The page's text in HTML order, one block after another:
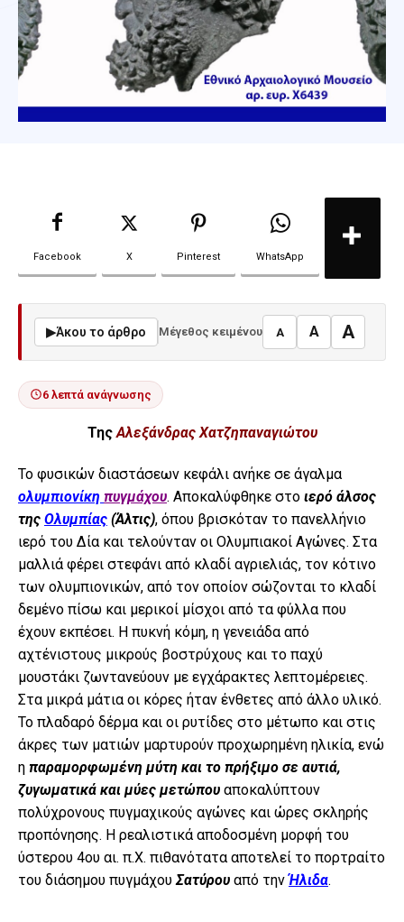
Facebook X Pinterest WhatsApp
▶Άκου το άρθρο Μέγεθος κειμένου A A A
6 λεπτά ανάγνωσης
Της Αλεξάνδρας Χατζηπαναγιώτου
Το φυσικών διαστάσεων κεφάλι ανήκε σε άγαλμα
ολυμπιονίκη πυγμάχου. Αποκαλύφθηκε στο ιερό άλσος
της Ολυμπίας (Άλτις), όπου βρισκόταν το πανελλήνιο
ιερό του Δία και τελούνταν οι Ολυμπιακοί Αγώνες. Στα
μαλλιά φέρει στεφάνι από κλαδί αγριελιάς, τον κότινο
των ολυμπιονικών, από τον οποίον σώζονται το κλαδί
δεμένο πίσω και μερικοί μίσχοι από τα φύλλα που
έχουν εκπέσει. Η πυκνή κόμη, η γενειάδα από
αχτένιστους μικρούς βοστρύχους και το παχύ
μουστάκι ζωντανεύουν με εγχάρακτες λεπτομέρειες.
Στα μικρά μάτια οι κόρες ήταν ένθετες από άλλο υλικό.
Το πλαδαρό δέρμα και οι ρυτίδες στο μέτωπο και στις
άκρες των ματιών μαρτυρούν προχωρημένη ηλικία, ενώ
η παραμορφωμένη μύτη και το πρήξιμο σε αυτιά,
ζυγωματικά και μύες μετώπου αποκαλύπτουν
πολύχρονους πυγμαχικούς αγώνες και ώρες σκληρής
προπόνησης. Η ρεαλιστικά αποδοσμένη μορφή του
ύστερου 4ου αι. π.Χ. πιθανότατα αποτελεί το πορτραίτο
του διάσημου πυγμάχουΣατύρου από τηνΉλιδα.